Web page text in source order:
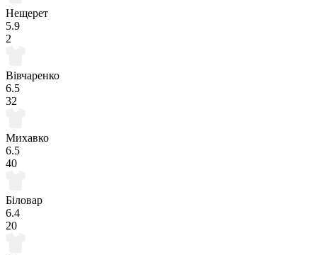
Нещерет
5.9
2
Вівчаренко
6.5
32
Михавко
6.5
40
Біловар
6.4
20